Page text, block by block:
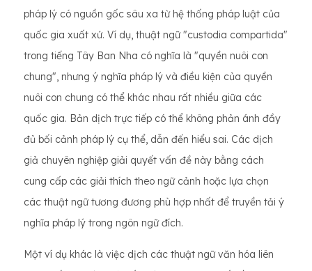
pháp lý có nguồn gốc sâu xa từ hệ thống pháp luật của
quốc gia xuất xứ. Ví dụ, thuật ngữ "custodia compartida"
trong tiếng Tây Ban Nha có nghĩa là "quyền nuôi con
chung", nhưng ý nghĩa pháp lý và điều kiện của quyền
nuôi con chung có thể khác nhau rất nhiều giữa các
quốc gia. Bản dịch trực tiếp có thể không phản ánh đầy
đủ bối cảnh pháp lý cụ thể, dẫn đến hiểu sai. Các dịch
giả chuyên nghiệp giải quyết vấn đề này bằng cách
cung cấp các giải thích theo ngữ cảnh hoặc lựa chọn
các thuật ngữ tương đương phù hợp nhất để truyền tải ý
nghĩa pháp lý trong ngôn ngữ đích.
Một ví dụ khác là việc dịch các thuật ngữ văn hóa liên